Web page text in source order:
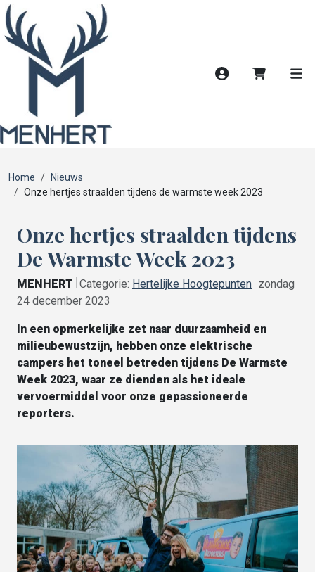
Account
Home
Nieuws
Onze hertjes straalden tijdens de warmste week 2023
Onze hertjes straalden tijdens
De Warmste Week 2023
MENHERT Categorie: Hertelijke Hoogtepunten zondag
24 december 2023
In een opmerkelijke zet naar duurzaamheid en
milieubewustzijn, hebben onze elektrische
campers het toneel betreden tijdens De Warmste
Week 2023, waar ze dienden als het ideale
vervoermiddel voor onze gepassioneerde
reporters.